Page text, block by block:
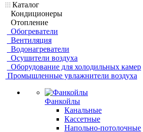
Каталог
Кондиционеры
Отопление
Обогреватели
Вентиляция
Водонагреватели
Осушители воздуха
Оборудование для холодильных камер
Промышленные увлажнители воздуха
Фанкойлы
Канальные
Кассетные
Напольно-потолочные